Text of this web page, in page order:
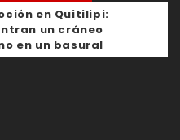
en Quitilipi:
un cráneo
en un basural